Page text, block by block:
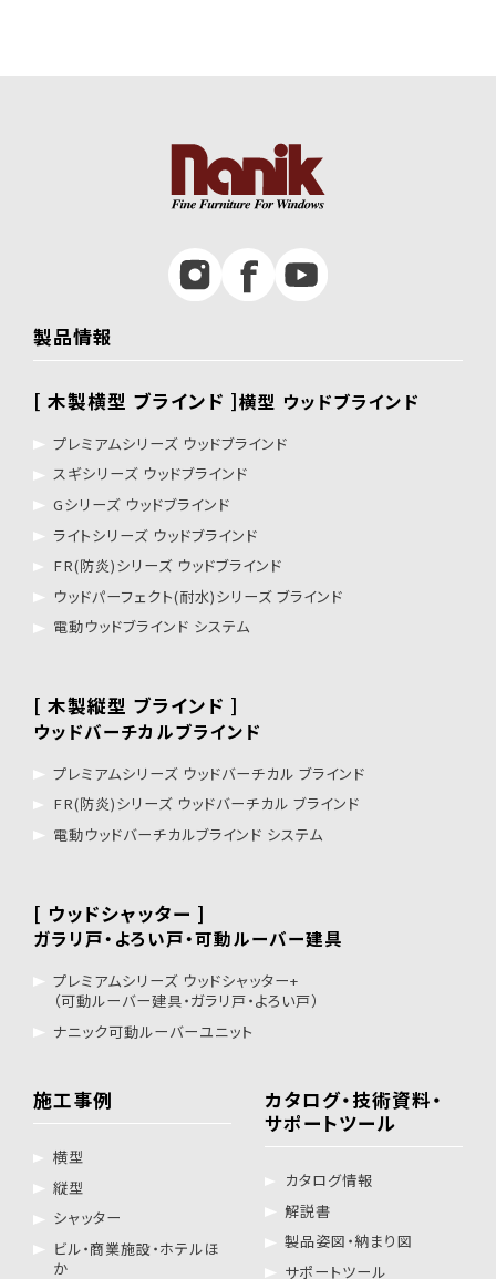
製品情報
[ 木製横型 ブラインド ]横型 ウッドブラインド
プレミアムシリーズ ウッドブラインド
スギシリーズ ウッドブラインド
Gシリーズ ウッドブラインド
ライトシリーズ ウッドブラインド
FR(防炎)シリーズ ウッドブラインド
ウッドパーフェクト(耐水)シリーズ ブラインド
電動ウッドブラインド システム
[ 木製縦型 ブラインド ]
ウッドバーチカルブラインド
プレミアムシリーズ ウッドバーチカル ブラインド
FR(防炎)シリーズ ウッドバーチカル ブラインド
電動ウッドバーチカルブラインド システム
[ ウッドシャッター ]
ガラリ戸・よろい戸・可動ルーバー建具
プレミアムシリーズ ウッドシャッター+
（可動ルーバー建具・ガラリ戸・よろい戸）
ナニック可動ルーバーユニット
施工事例
横型
縦型
シャッター
ビル・商業施設・ホテルほ
か
カタログ・技術資料・
サポートツール
カタログ情報
解説書
製品姿図・納まり図
サポートツール